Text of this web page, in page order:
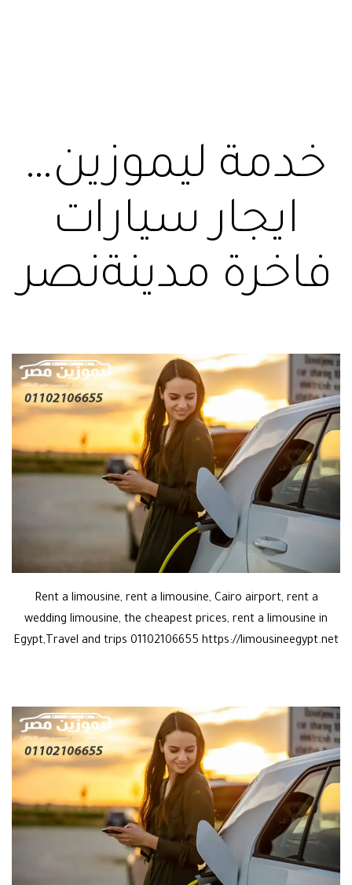
خدمة ليموزين…
ايجار سيارات
فاخرة مدينةنصر
Rent a limousine, rent a limousine, Cairo airport, rent a
wedding limousine, the cheapest prices, rent a limousine in
Egypt,Travel and trips 01102106655 https://limousineegypt.net